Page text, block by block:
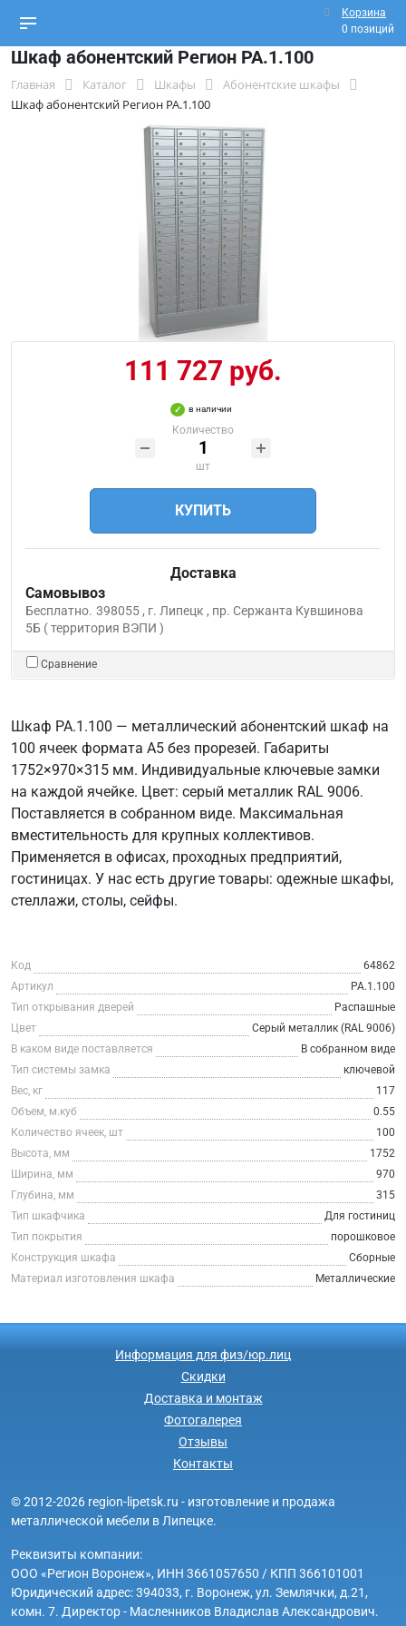
Корзина
0 позиций
Шкаф абонентский Регион РА.1.100
Главная Каталог Шкафы
Абонентские шкафы
Шкаф абонентский Регион РА.1.100
111 727 руб.
в наличии
Количество
шт
КУПИТЬ
Доставка
Самовывоз
Бесплатно. 398055 , г. Липецк , пр. Сержанта Кувшинова
5Б ( территория ВЭПИ )
Сравнение
Шкаф РА.1.100 — металлический абонентский шкаф на
100 ячеек формата А5 без прорезей. Габариты
1752×970×315 мм. Индивидуальные ключевые замки
на каждой ячейке. Цвет: серый металлик RAL 9006.
Поставляется в собранном виде. Максимальная
вместительность для крупных коллективов.
Применяется в офисах, проходных предприятий,
гостиницах. У нас есть другие товары: одежные шкафы,
стеллажи, столы, сейфы.
Код
64862
Артикул
РА.1.100
Тип открывания дверей
Распашные
Цвет
Серый металлик (RAL 9006)
В каком виде поставляется
В собранном виде
Тип системы замка
ключевой
Вес, кг
117
Объем, м.куб
0.55
Количество ячеек, шт
100
Высота, мм
1752
Ширина, мм
970
Глубина, мм
315
Тип шкафчика
Для гостиниц
Тип покрытия
порошковое
Конструкция шкафа
Сборные
Материал изготовления шкафа
Металлические
Информация для физ/юр.лиц
Скидки
Доставка и монтаж
Фотогалерея
Отзывы
Контакты
© 2012-2026 region-lipetsk.ru - изготовление и продажа
металлической мебели в Липецке.
Реквизиты компании:
ООО «Регион Воронеж», ИНН 3661057650 / КПП 366101001
Юридический адрес: 394033, г. Воронеж, ул. Землячки, д.21,
комн. 7. Директор - Масленников Владислав Александрович.